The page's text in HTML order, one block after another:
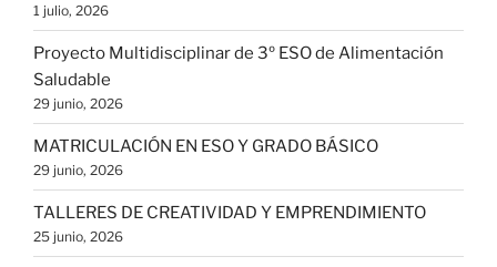
1 julio, 2026
Proyecto Multidisciplinar de 3º ESO de Alimentación
Saludable
29 junio, 2026
MATRICULACIÓN EN ESO Y GRADO BÁSICO
29 junio, 2026
TALLERES DE CREATIVIDAD Y EMPRENDIMIENTO
25 junio, 2026